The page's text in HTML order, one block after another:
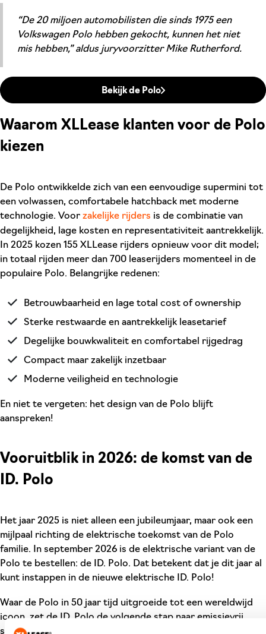
“De 20 miljoen automobilisten die sinds 1975 een
Volkswagen Polo hebben gekocht, kunnen het niet
mis hebben,” aldus juryvoorzitter Mike Rutherford.
Bekijk de Polo
Waarom XLLease klanten voor de Polo
kiezen
De Polo ontwikkelde zich van een eenvoudige supermini tot
een volwassen, comfortabele hatchback met moderne
technologie. Voor zakelijke rijders is de combinatie van
degelijkheid, lage kosten en representativiteit aantrekkelijk.
In 2025 kozen 155 XLLease rijders opnieuw voor dit model;
in totaal rijden meer dan 700 leaserijders momenteel in de
populaire Polo. Belangrijke redenen:
Betrouwbaarheid en lage total cost of ownership
Sterke restwaarde en aantrekkelijk leasetarief
Degelijke bouwkwaliteit en comfortabel rijgedrag
Compact maar zakelijk inzetbaar
Moderne veiligheid en technologie
En niet te vergeten: het design van de Polo blijft
aanspreken!
Vooruitblik in 2026: de komst van de
ID. Polo
Het jaar 2025 is niet alleen een jubileumjaar, maar ook een
mijlpaal richting de elektrische toekomst van de Polo
familie. In september 2026 is de elektrische variant van de
Polo te bestellen: de ID. Polo. Dat betekent dat je dit jaar al
kunt instappen in de nieuwe elektrische ID. Polo!
Waar de Polo in 50 jaar tijd uitgroeide tot een wereldwijd
icoon, zet de ID. Polo de volgende stap naar emissievrij,
stiller en nóg moderner rijden.